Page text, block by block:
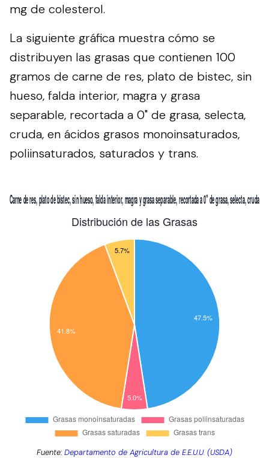
mg de colesterol.
La siguiente gráfica muestra cómo se
distribuyen las grasas que contienen 100
gramos de carne de res, plato de bistec, sin
hueso, falda interior, magra y grasa
separable, recortada a 0" de grasa, selecta,
cruda, en ácidos grasos monoinsaturados,
poliinsaturados, saturados y trans.
Fuente:Departamento de Agricultura de E.E.U.U. (USDA)